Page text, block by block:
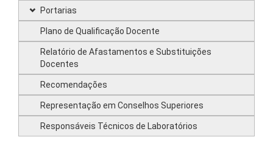
Portarias
Plano de Qualificação Docente
Relatório de Afastamentos e Substituições
Docentes
Recomendações
Representação em Conselhos Superiores
Responsáveis Técnicos de Laboratórios